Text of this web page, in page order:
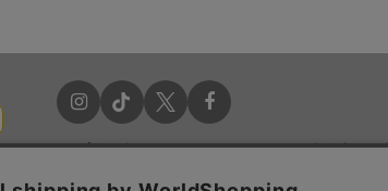
ポイントについて
よくある